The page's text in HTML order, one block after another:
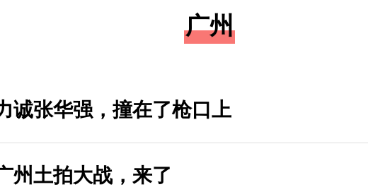
广州
诚张华强，撞在了枪口上
州土拍大战，来了